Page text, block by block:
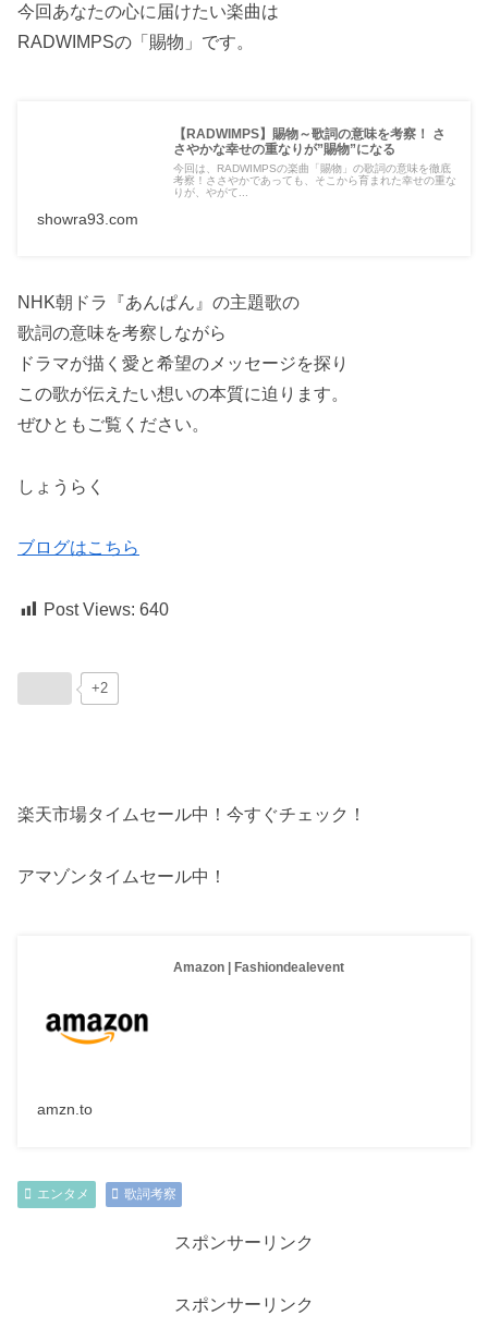
今回あなたの心に届けたい楽曲は
RADWIMPSの「賜物」です。
【RADWIMPS】賜物～歌詞の意味を考察！ さ
さやかな幸せの重なりが”賜物”になる
今回は、RADWIMPSの楽曲「賜物」の歌詞の意味を徹底
考察！ささやかであっても、そこから育まれた幸せの重な
りが、やがて...
showra93.com
NHK朝ドラ『あんぱん』の主題歌の
歌詞の意味を考察しながら
ドラマが描く愛と希望のメッセージを探り
この歌が伝えたい想いの本質に迫ります。
ぜひともご覧ください。
しょうらく
ブログはこちら
Post Views: 640
+2
楽天市場タイムセール中！今すぐチェック！
アマゾンタイムセール中！
Amazon | Fashiondealevent
amzn.to
エンタメ 歌詞考察
スポンサーリンク
スポンサーリンク